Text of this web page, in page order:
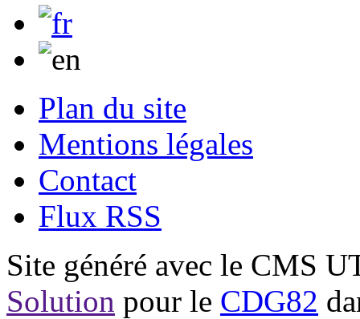
Plan du site
Mentions légales
Contact
Flux RSS
Site généré avec le CMS
Solution pour le CDG82